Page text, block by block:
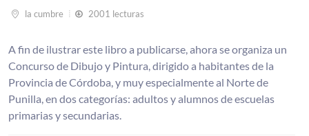
la cumbre
2001 lecturas
A fin de ilustrar este libro a publicarse, ahora se organiza un
Concurso de Dibujo y Pintura, dirigido a habitantes de la
Provincia de Córdoba, y muy especialmente al Norte de
Punilla, en dos categorías: adultos y alumnos de escuelas
primarias y secundarias.